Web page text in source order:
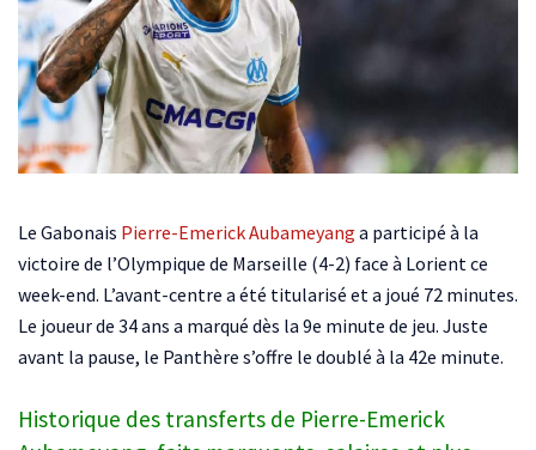
Le Gabonais Pierre-Emerick Aubameyang a participé à la
victoire de l’Olympique de Marseille (4-2) face à Lorient ce
week-end. L’avant-centre a été titularisé et a joué 72 minutes.
Le joueur de 34 ans a marqué dès la 9e minute de jeu. Juste
avant la pause, le Panthère s’offre le doublé à la 42e minute.
Historique des transferts de Pierre-Emerick